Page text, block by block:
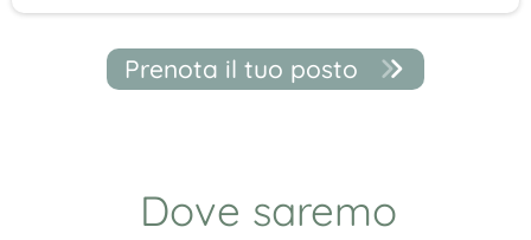
Prenota il tuo posto
Dove saremo